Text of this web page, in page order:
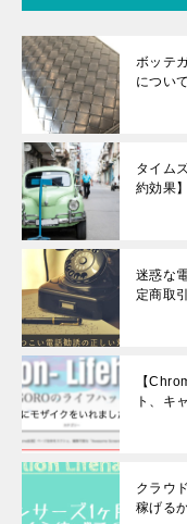
ボッテ
につい
タイム
約効果】
迷惑な
定商取
【
ト、キ
クラウ
稼げる